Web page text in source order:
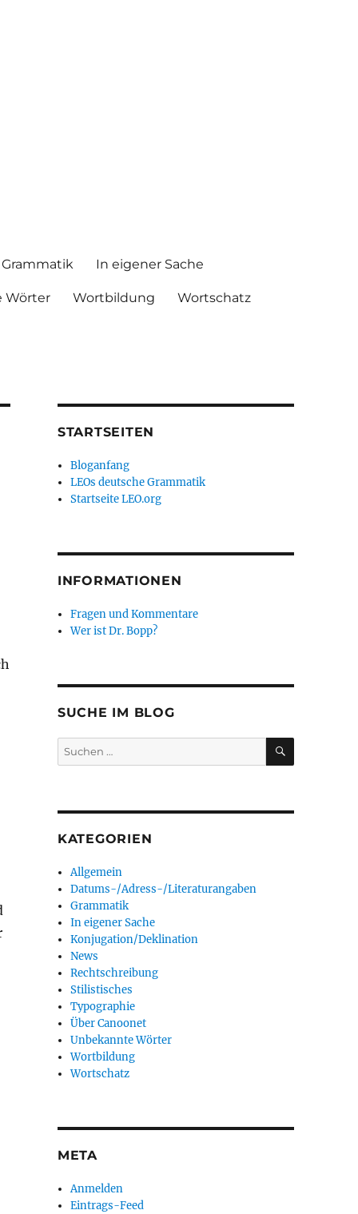
Grammatik In eigener Sache
Wörter Wortbildung Wortschatz
STARTSEITEN
Bloganfang
LEOs deutsche Grammatik
Startseite LEO.org
INFORMATIONEN
Fragen und Kommentare
Wer ist Dr. Bopp?
SUCHE IM BLOG
Suchen
nach:
SUCHEN
KATEGORIEN
Allgemein
Datums-/Adress-/Literaturangaben
Grammatik
In eigener Sache
Konjugation/Deklination
News
Rechtschreibung
Stilistisches
Typographie
Über Canoonet
Unbekannte Wörter
Wortbildung
Wortschatz
META
Anmelden
Eintrags-Feed